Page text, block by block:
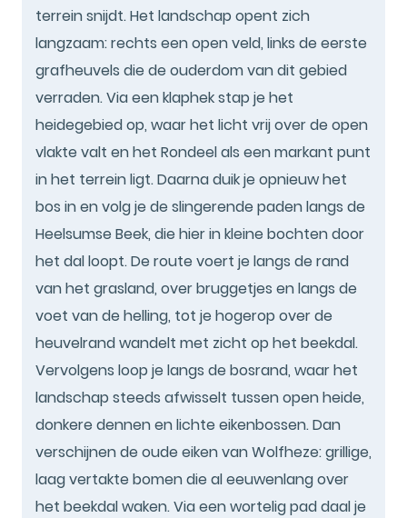
terrein snijdt. Het landschap opent zich
langzaam: rechts een open veld, links de eerste
grafheuvels die de ouderdom van dit gebied
verraden. Via een klaphek stap je het
heidegebied op, waar het licht vrij over de open
vlakte valt en het Rondeel als een markant punt
in het terrein ligt. Daarna duik je opnieuw het
bos in en volg je de slingerende paden langs de
Heelsumse Beek, die hier in kleine bochten door
het dal loopt. De route voert je langs de rand
van het grasland, over bruggetjes en langs de
voet van de helling, tot je hogerop over de
heuvelrand wandelt met zicht op het beekdal.
Vervolgens loop je langs de bosrand, waar het
landschap steeds afwisselt tussen open heide,
donkere dennen en lichte eikenbossen. Dan
verschijnen de oude eiken van Wolfheze: grillige,
laag vertakte bomen die al eeuwenlang over
het beekdal waken. Via een wortelig pad daal je